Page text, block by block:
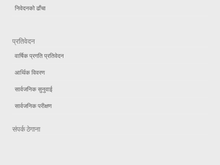
निवेदनको ढाँचा
प्रतिवेदन
वार्षिक प्रगति प्रतिवेदन
आर्थिक विवरण
सार्वजनिक सुनुवाई
सार्वजनिक परीक्षण
संपर्क ठेगाना